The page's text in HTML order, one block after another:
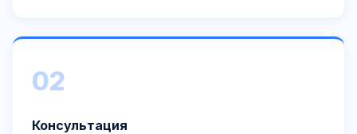
02
Консультация